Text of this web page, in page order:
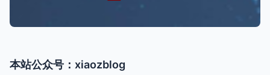
本站公众号：xiaozblog